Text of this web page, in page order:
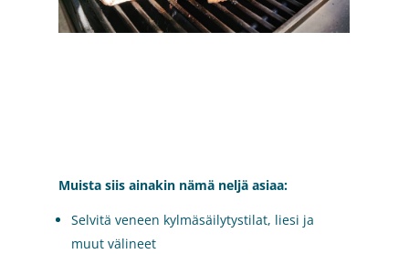
Muista siis ainakin nämä neljä asiaa:
Selvitä veneen kylmäsäilytystilat, liesi ja
muut välineet